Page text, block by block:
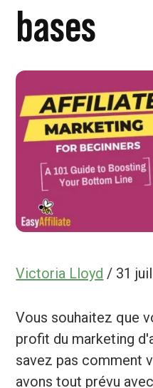
bases
Victoria Lloyd / 31
Vous souhaitez que
profit du marketing
savez pas comment
avons tout prévu